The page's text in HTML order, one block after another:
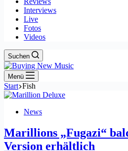
Interviews
Live
Fotos
Videos
Suchen
Menü
Start Fish
News
Marillions „Fugazi“
Version erhältlich